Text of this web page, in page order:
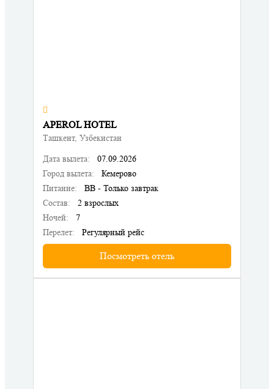
APEROL HOTEL
Ташкент, Узбекистан
Дата вылета:
07.09.2026
Город вылета:
Кемерово
Питание:
BB - Только завтрак
Состав:
2 взрослых
Ночей:
7
Перелет:
Регулярный рейс
Посмотреть отель